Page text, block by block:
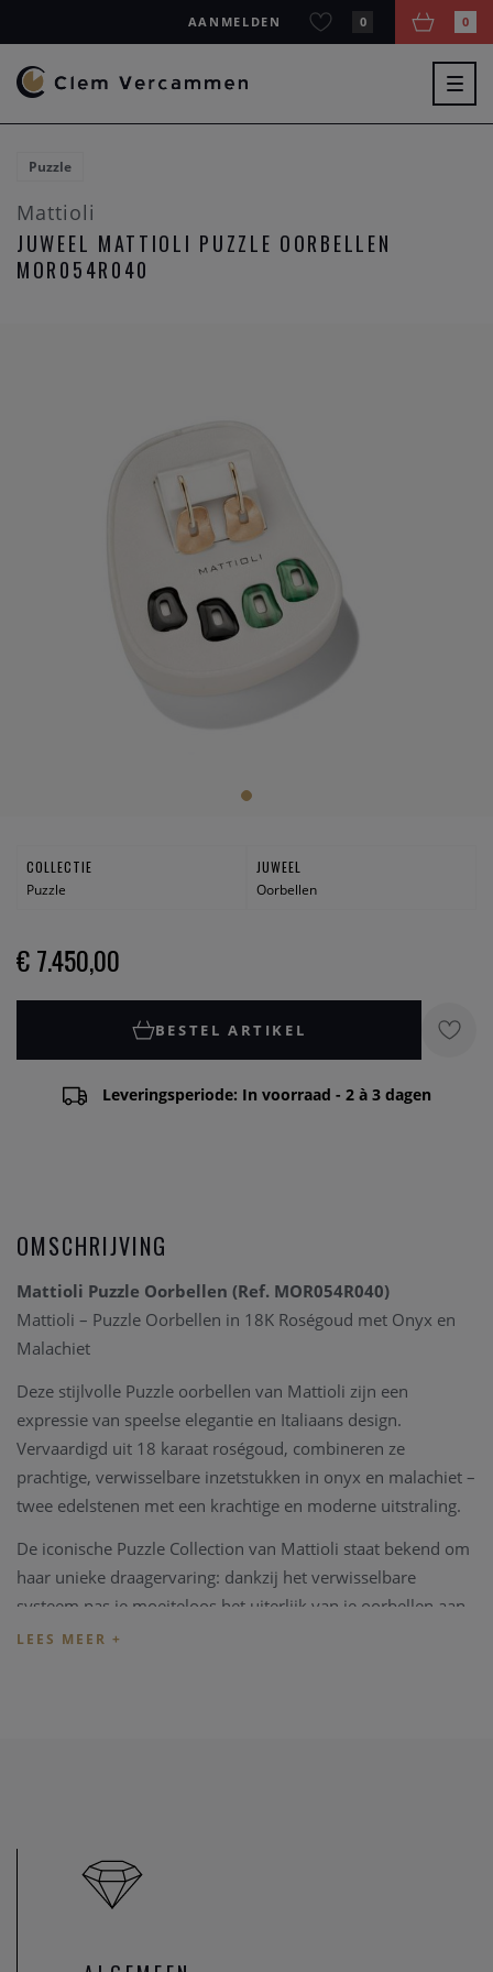
AANMELDEN 0 0
Puzzle
Mattioli
JUWEEL MATTIOLI PUZZLE OORBELLEN
MOR054R040
COLLECTIE
Puzzle
JUWEEL
Oorbellen
€ 7.450,00
BESTEL ARTIKEL
Leveringsperiode: In voorraad - 2 à 3 dagen
OMSCHRIJVING
Mattioli Puzzle Oorbellen (Ref. MOR054R040)
Mattioli – Puzzle Oorbellen in 18K Roségoud met Onyx en
Malachiet
Deze stijlvolle Puzzle oorbellen van Mattioli zijn een
expressie van speelse elegantie en Italiaans design.
Vervaardigd uit 18 karaat roségoud, combineren ze
prachtige, verwisselbare inzetstukken in onyx en malachiet –
twee edelstenen met een krachtige en moderne uitstraling.
De iconische Puzzle Collection van Mattioli staat bekend om
haar unieke draagervaring: dankzij het verwisselbare
systeem pas je moeiteloos het uiterlijk van je oorbellen aan
naar jouw stemming of outfit. De diepe glans van onyx en
Edelstenen: Onyx & Malachiet
Referentie: MOR054R040
Italië. Elke combinatie van kleuren is zorgvuldig gekozen en